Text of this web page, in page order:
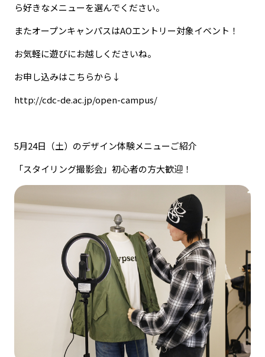
ら好きなメニューを選んでください。
またオープンキャンパスはAOエントリー対象イベント！
お気軽に遊びにお越しくださいね。
お申し込みはこちらから↓
http://cdc-de.ac.jp/open-campus/
5月24日（土）のデザイン体験メニューご紹介
「スタイリング撮影会」初心者の方大歓迎！